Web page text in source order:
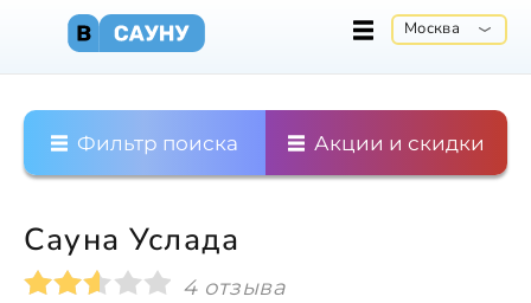
Москва
Фильтр поиска Акции и скидки
Сауна Услада
4 отзыва